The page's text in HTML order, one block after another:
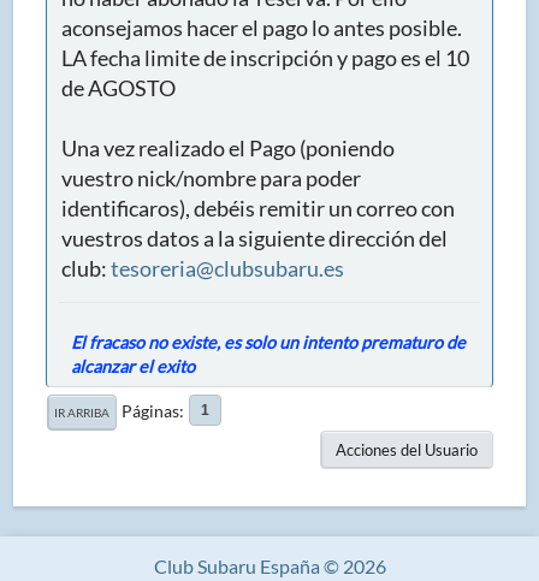
aconsejamos hacer el pago lo antes posible.
LA fecha limite de inscripción y pago es el 10
de AGOSTO
Una vez realizado el Pago (poniendo
vuestro nick/nombre para poder
identificaros), debéis remitir un correo con
vuestros datos a la siguiente dirección del
club:tesoreria@clubsubaru.es
El fracaso no existe, es solo un intento prematuro de
alcanzar el exito
IR ARRIBA Páginas 1
Acciones del Usuario
Club Subaru España © 2026